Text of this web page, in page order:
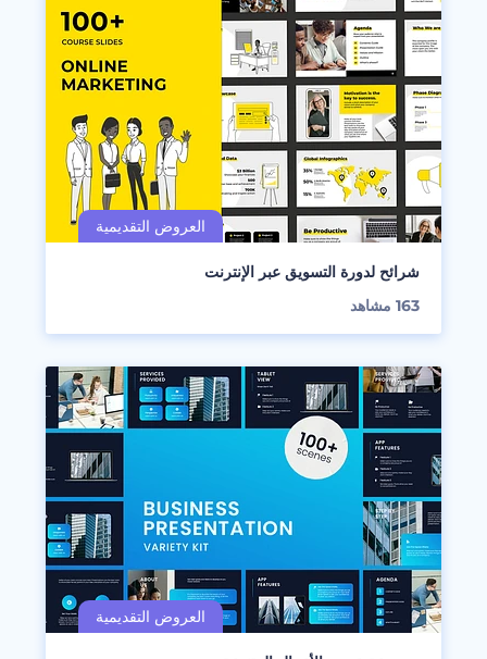
شرائح لدورة التسويق عبر الإنترنت
163 مشاهد